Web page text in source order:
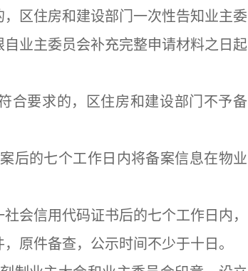
区住房和建设部门一次性告知业主委
业主委员会补充完整申请材料之日起
要求的，区住房和建设部门不予备
的七个工作日内将备案信息在物业
信用代码证书后的七个工作日内，
原件备查，公示时间不少于十日。